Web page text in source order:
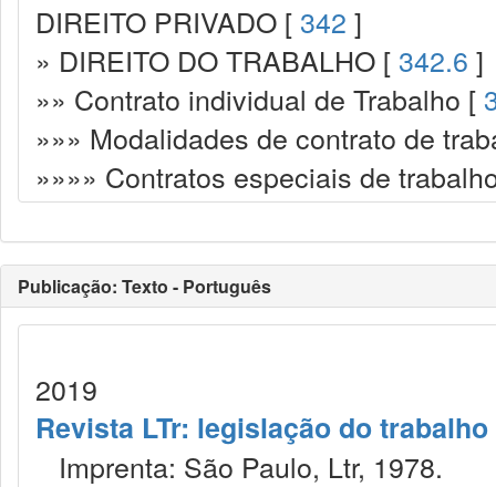
DIREITO PRIVADO [ 342 ]
» DIREITO DO TRABALHO [ 342.6 ]
»» Contrato individual de Trabalho [
»»» Modalidades de contrato de
»»»» Contratos especiais de
Publicação: Texto - Português
2019
Revista LTr: legislação do trabalho
Imprenta: São Paulo, Ltr, 1978.